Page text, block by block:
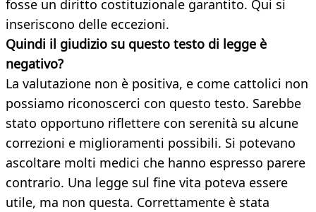
fosse un diritto costituzionale garantito. Qui si
inseriscono delle eccezioni.
Quindi il giudizio su questo testo di legge è
negativo?
La valutazione non è positiva, e come cattolici non
possiamo riconoscerci con questo testo. Sarebbe
stato opportuno riflettere con serenità su alcune
correzioni e miglioramenti possibili. Si potevano
ascoltare molti medici che hanno espresso parere
contrario. Una legge sul fine vita poteva essere
utile, ma non questa. Correttamente è stata